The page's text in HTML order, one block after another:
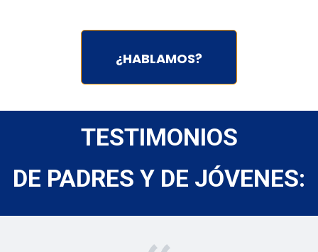
¿HABLAMOS?
TESTIMONIOS
DE PADRES Y DE JÓVENES: